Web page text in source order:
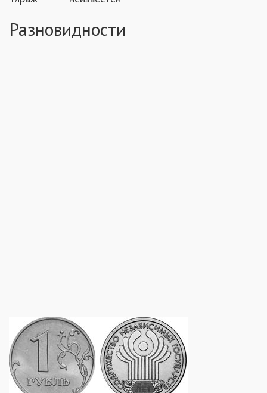
Разновидности